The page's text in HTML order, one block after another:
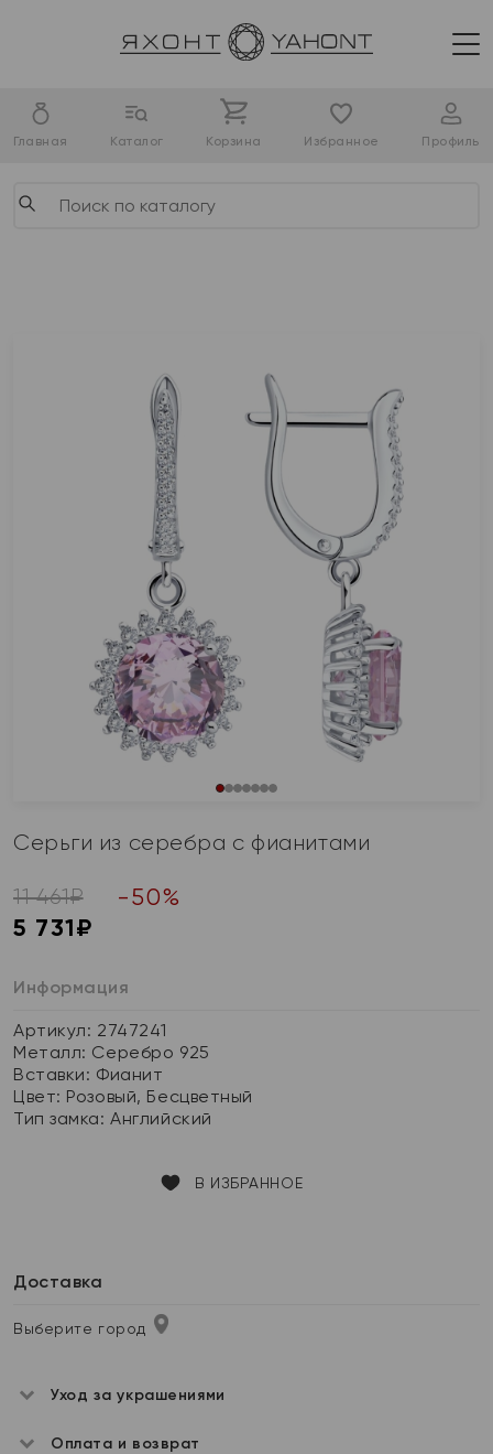
Главная Каталог Корзина Избранное Профиль
Серьги из серебра с фианитами
11 461₽ -50%
5 731₽
Информация
Артикул: 2747241
Металл: Серебро 925
Вставки: Фианит
Цвет: Розовый, Бесцветный
Тип замка:Английский
В ИЗБРАННОЕ
Доставка
Выберите город
Уход за украшениями
Оплата и возврат